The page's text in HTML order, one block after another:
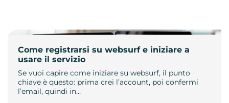
Come registrarsi su websurf e iniziare a
usare il servizio
Se vuoi capire come iniziare su websurf, il punto
chiave è questo: prima crei l’account, poi confermi
l’email, quindi in…